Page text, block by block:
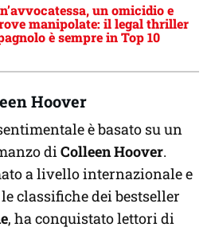
un omicidio e
manipolate: il legal thriller
è sempre in Top 10
Hoover
è basato su un
diColleen Hoover.
a livello internazionale e
classifiche dei bestseller
, ha conquistato lettori di